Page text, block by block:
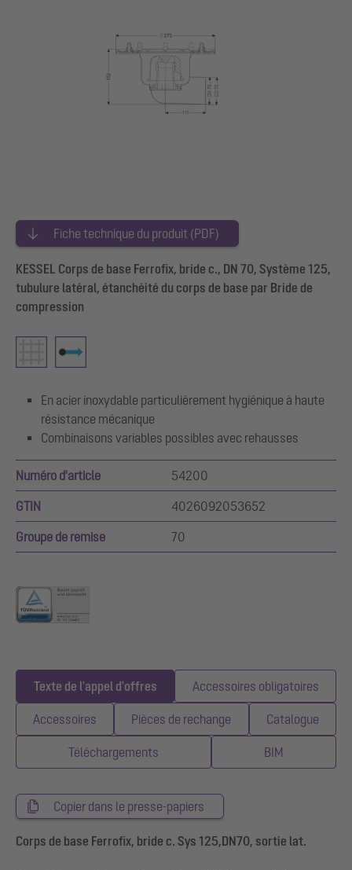
Fiche technique du produit (PDF)
KESSEL Corps de base Ferrofix, bride c., DN 70, Système 125,
tubulure latéral, étanchéité du corps de base par Bride de
compression
En acier inoxydable particulièrement hygiénique à haute
résistance mécanique
Combinaisons variables possibles avec rehausses
Numéro d'article 54200
GTIN 4026092053652
Groupe de remise 70
Texte de l'appel d'offres Accessoires obligatoires
Accessoires Pièces de rechange Catalogue
Téléchargements BIM
Copier dans le presse-papiers
Corps de base Ferrofix, bride c. Sys 125,DN70, sortie lat.